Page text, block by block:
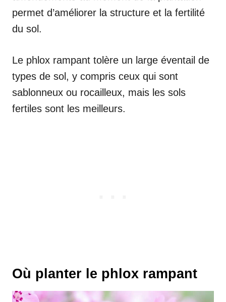
permet d’améliorer la structure et la fertilité
du sol.
Le phlox rampant tolère un large éventail de
types de sol, y compris ceux qui sont
sablonneux ou rocailleux, mais les sols
fertiles sont les meilleurs.
Où planter le phlox rampant